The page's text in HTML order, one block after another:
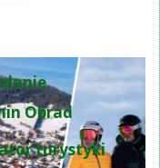
Obrad
turystyki